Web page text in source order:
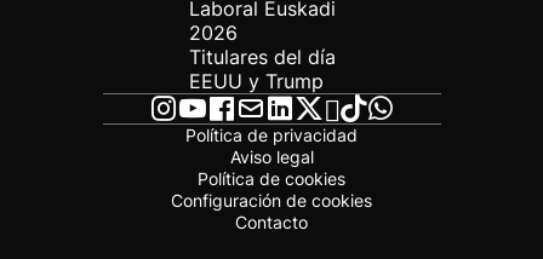
Laboral Euskadi
2026
Titulares del día
EEUU y Trump
Política de privacidad
Aviso legal
Política de cookies
Configuración de cookies
Contacto